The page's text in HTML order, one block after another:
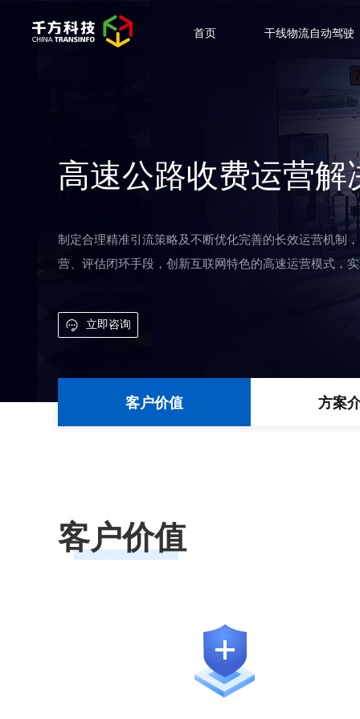
首页 干线物流自动驾驶
高速公路收费运营解
制定合理精准引流策略及不断优化完善的长效运营机制
营、评估闭环手段，创新互联网特色的高速运营模式，
立即咨询
客户价值 方案
客户价值